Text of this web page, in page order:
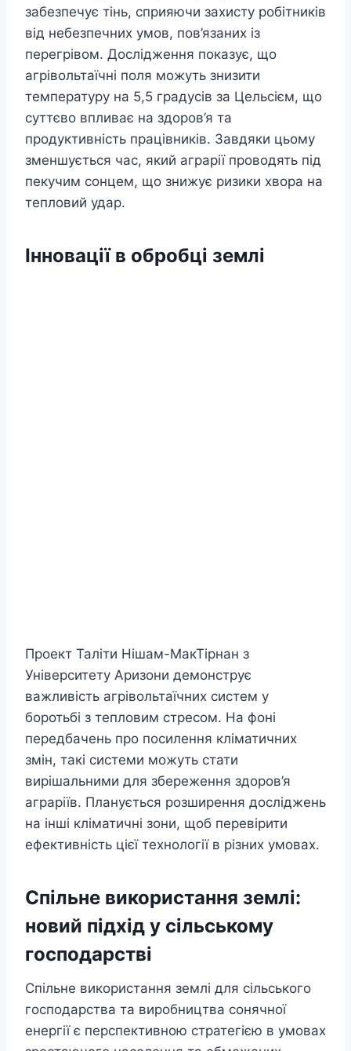
забезпечує тінь, сприяючи захисту робітників
від небезпечних умов, пов’язаних із
перегрівом. Дослідження показує, що
агрівольтаїчні поля можуть знизити
температуру на 5,5 градусів за Цельсієм, що
суттєво впливає на здоров’я та
продуктивність працівників. Завдяки цьому
зменшується час, який аграрії проводять під
пекучим сонцем, що знижує ризики хвора на
тепловий удар.
Інновації в обробці землі
Проект Таліти Нішам-МакТірнан з
Університету Аризони демонструє
важливість агрівольтаїчних систем у
боротьбі з тепловим стресом. На фоні
передбачень про посилення кліматичних
змін, такі системи можуть стати
вирішальними для збереження здоров’я
аграріїв. Планується розширення досліджень
на інші кліматичні зони, щоб перевірити
ефективність цієї технології в різних умовах.
Спільне використання землі:
новий підхід у сільському
господарстві
Спільне використання землі для сільського
господарства та виробництва сонячної
енергії є перспективною стратегією в умовах